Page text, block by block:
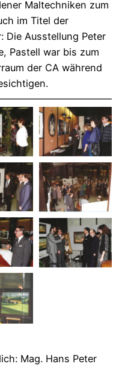
Maltechniken zum
im Titel der
Die Ausstellung Peter
Pastell war bis zum
der CA während
Mag. Hans Peter